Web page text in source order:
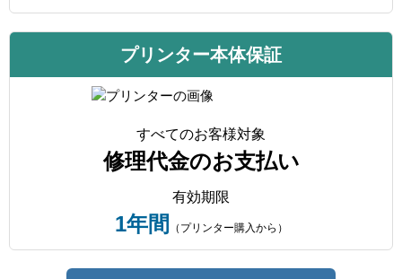
プリンター本体保証
すべてのお客様対象
修理代金のお支払い
有効期限
1年間 （プリンター購入から）